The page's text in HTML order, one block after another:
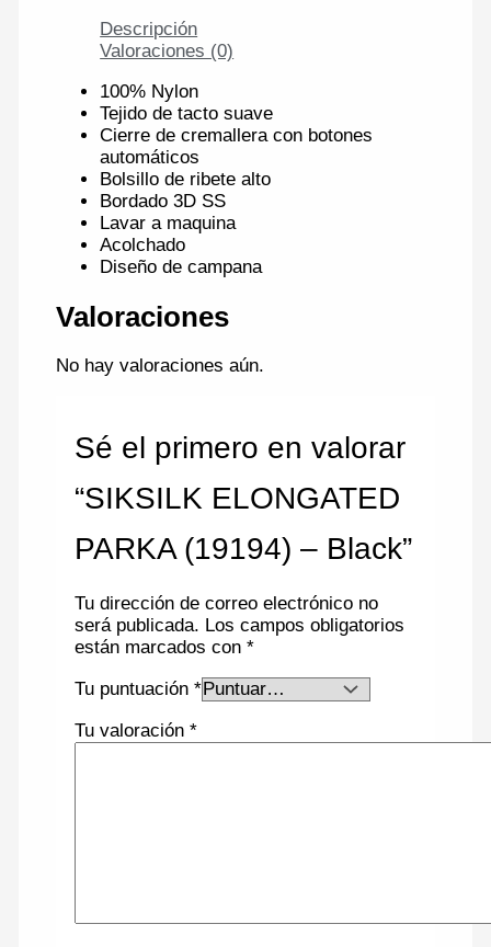
Descripción
Valoraciones (0)
100% Nylon
Tejido de tacto suave
Cierre de cremallera con botones
automáticos
Bolsillo de ribete alto
Bordado 3D SS
Lavar a maquina
Acolchado
Diseño de campana
Valoraciones
No hay valoraciones aún.
Sé el primero en valorar
“SIKSILK ELONGATED
PARKA (19194) – Black”
Tu dirección de correo electrónico no
será publicada. Los campos obligatorios
están marcados con*
Tu puntuación*
Tu valoración*